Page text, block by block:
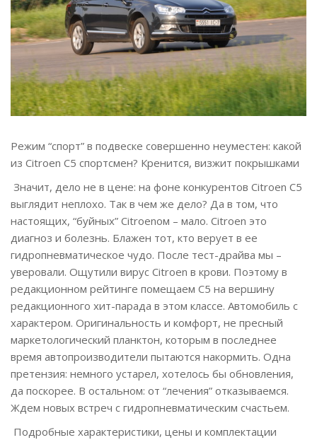
Режим “спорт” в подвеске совершенно неуместен: какой
из Citroen C5 спортсмен? Кренится, визжит покрышками
Значит, дело не в цене: на фоне конкурентов Citroen C5
выглядит неплохо. Так в чем же дело? Да в том, что
настоящих, “буйных” Citroenом – мало. Citroen это
диагноз и болезнь. Блажен тот, кто верует в ее
гидропневматическое чудо. После тест-драйва мы –
уверовали. Ощутили вирус Citroen в крови. Поэтому в
редакционном рейтинге помещаем С5 на вершину
редакционного хит-парада в этом классе. Автомобиль с
характером. Оригинальность и комфорт, не пресный
маркетологический планктон, которым в последнее
время автопроизводители пытаются накормить. Одна
претензия: немного устарел, хотелось бы обновления,
да поскорее. В остальном: от “лечения” отказываемся.
Ждем новых встреч с гидропневматическим счастьем.
Подробные характеристики, цены и комплектации